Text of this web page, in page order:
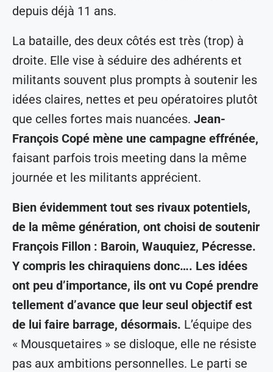
depuis déjà 11 ans.
La bataille, des deux côtés est très (trop) à
droite. Elle vise à séduire des adhérents et
militants souvent plus prompts à soutenir les
idées claires, nettes et peu opératoires plutôt
que celles fortes mais nuancées. Jean-
François Copé mène une campagne effrénée,
faisant parfois trois meeting dans la même
journée et les militants apprécient.
Bien évidemment tout ses rivaux potentiels,
de la même génération, ont choisi de soutenir
François Fillon : Baroin, Wauquiez, Pécresse.
Y compris les chiraquiens donc…. Les idées
ont peu d’importance, ils ont vu Copé prendre
tellement d’avance que leur seul objectif est
de lui faire barrage, désormais. L’équipe des
« Mousquetaires » se disloque, elle ne résiste
pas aux ambitions personnelles. Le parti se